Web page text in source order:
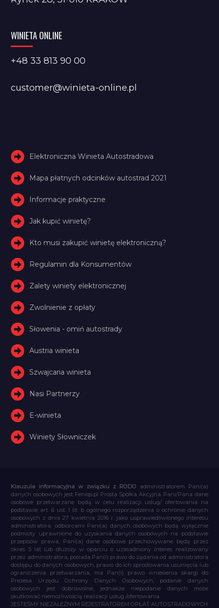
WINIETA ONLINE
+48 33 813 90 00
customer@winieta-online.pl
Elektroniczna Winieta Autostradowa
Mapa płatnych odcinków autostrad 2021
Informacje praktyczne
Jak kupić winietę?
Kto musi zakupić winietę elektroniczną?
Regulamin dla Konsumentów
Zalety winiety elektronicznej
Zwolnienie z opłaty
Słowenia - omiń autostrady
Austria winieta
Szwajcaria winieta
Nasi Partnerzy
E-winieta
Winiety Słowniczek
Klauzula informacyjna w związku z RODO administratorem Pani(a)
danych osobowych jest Feniqs.pl Prosta Spółka Akcyjna. Pani/Pana dane
osobowe przetwarzane będą w celu realizacji usług/ ofertowania na
podstawie art. 6 ust. 1 lit. b ogólnego rozporządzenia o ochronie danych
osobowych z dnia 27 kwietnia 2016 r. jako usprawiedliwionego interesu
administratora, odbiorcami Pani(a) danych osobowych będą wyłącznie
podmioty uprawnione do uzyskania danych osobowych na podstawie
przepisów prawa, Pani(a) dane osobowe przechowywane będą przez
okres 5 lat lub dłuższy w oparciu o uzasadniony interes realizowany
przez administratora, posiada Pan(i) prawo do żądania od administratora
dostępu do danych osobowych, prawo do ich sprostowania usunięcia lub
ograniczenia przetwarzania, ma Pan(i) prawo wniesienia skargi do
Prezesa Urzędu Ochrony Danych Osobowych, podanie danych
osobowych jest dobrowolne, jednakże niepodanie danych może
skutkować niemożliwością realizacji usług /ofertowania.
JESTEŚMY NIEZALEŻNYM REJESTRATOREM OPŁAT AUTOSTRADOWYCH